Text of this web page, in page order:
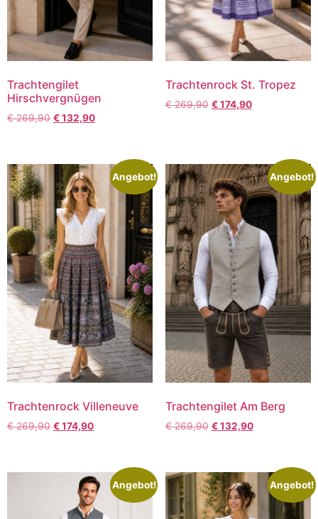
Trachtengilet
Hirschvergnügen
€269,90 €132,90
Trachtenrock St. Tropez
€269,90 €174,90
Angebot!
Trachtenrock Villeneuve
€269,90 €174,90
Angebot!
Trachtengilet Am Berg
€269,90 €132,90
Angebot! Angebot!